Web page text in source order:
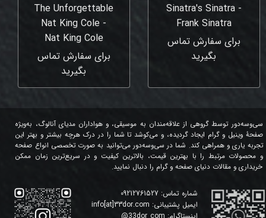
Sinatra's Sinatra -
Frank Sinatra
برای سفارش تماس
بگیرید
The Unforgettable
Nat King Cole -
Nat King Cole
برای سفارش تماس
بگیرید
شماره تماس:
ایمیل پشتیبانی: info[at]33dor.com
سی‌وسه‌دور توسط گروهی از علاقه‌مندان به موسیقی، و هواداران مدیای آنالوگ، به‌ویژه
صفحۀ وینیل و گرام ایجاد گردیده، و می‌کوشد تا شما را در درک هرچه بیشتر و بهتر این
تجربه یاری و همراهی کند. شما در سی‌وسه‌دور می‌توانید به صورت تخصصی انواع صفحه
و محصولات مرتبط را با بهترین قیمت، بالاترین کیفیت و در سریع‌ترین زمان ممکن
خریداری و مقالات دنیای صفحه و گرام را دنبال نمایید.